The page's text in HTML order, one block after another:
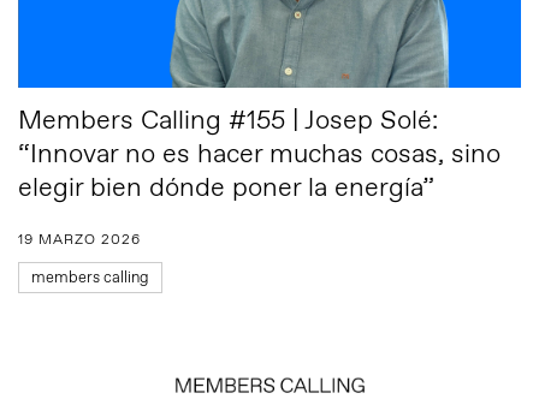
Members Calling #155 | Josep Solé:
“Innovar no es hacer muchas cosas, sino
elegir bien dónde poner la energía”
19 MARZO 2026
members calling